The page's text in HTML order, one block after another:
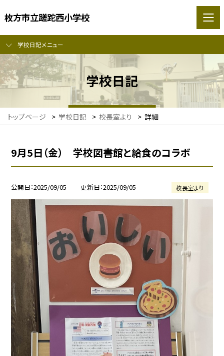
枚方市立蹉跎西小学校
学校日記メニュー
学校日記
トップページ > 学校日記 > 校長室より > 詳細
9月5日（金） 学校図書館と給食のコラボ
公開日 2025/09/05 更新日 2025/09/05 校長室より